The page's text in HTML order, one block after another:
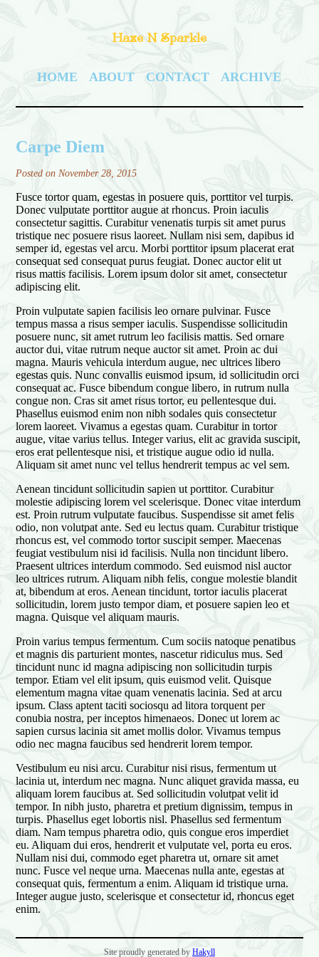
Haze N Sparkle
HOME ABOUT CONTACT ARCHIVE
Carpe Diem
Posted on November 28, 2015
Fusce tortor quam, egestas in posuere quis, porttitor vel turpis.
Donec vulputate porttitor augue at rhoncus. Proin iaculis
consectetur sagittis. Curabitur venenatis turpis sit amet purus
tristique nec posuere risus laoreet. Nullam nisi sem, dapibus id
semper id, egestas vel arcu. Morbi porttitor ipsum placerat erat
consequat sed consequat purus feugiat. Donec auctor elit ut
risus mattis facilisis. Lorem ipsum dolor sit amet, consectetur
adipiscing elit.
Proin vulputate sapien facilisis leo ornare pulvinar. Fusce
tempus massa a risus semper iaculis. Suspendisse sollicitudin
posuere nunc, sit amet rutrum leo facilisis mattis. Sed ornare
auctor dui, vitae rutrum neque auctor sit amet. Proin ac dui
magna. Mauris vehicula interdum augue, nec ultrices libero
egestas quis. Nunc convallis euismod ipsum, id sollicitudin orci
consequat ac. Fusce bibendum congue libero, in rutrum nulla
congue non. Cras sit amet risus tortor, eu pellentesque dui.
Phasellus euismod enim non nibh sodales quis consectetur
lorem laoreet. Vivamus a egestas quam. Curabitur in tortor
augue, vitae varius tellus. Integer varius, elit ac gravida suscipit,
eros erat pellentesque nisi, et tristique augue odio id nulla.
Aliquam sit amet nunc vel tellus hendrerit tempus ac vel sem.
Aenean tincidunt sollicitudin sapien ut porttitor. Curabitur
molestie adipiscing lorem vel scelerisque. Donec vitae interdum
est. Proin rutrum vulputate faucibus. Suspendisse sit amet felis
odio, non volutpat ante. Sed eu lectus quam. Curabitur tristique
rhoncus est, vel commodo tortor suscipit semper. Maecenas
feugiat vestibulum nisi id facilisis. Nulla non tincidunt libero.
Praesent ultrices interdum commodo. Sed euismod nisl auctor
leo ultrices rutrum. Aliquam nibh felis, congue molestie blandit
at, bibendum at eros. Aenean tincidunt, tortor iaculis placerat
sollicitudin, lorem justo tempor diam, et posuere sapien leo et
magna. Quisque vel aliquam mauris.
Proin varius tempus fermentum. Cum sociis natoque penatibus
et magnis dis parturient montes, nascetur ridiculus mus. Sed
tincidunt nunc id magna adipiscing non sollicitudin turpis
tempor. Etiam vel elit ipsum, quis euismod velit. Quisque
elementum magna vitae quam venenatis lacinia. Sed at arcu
ipsum. Class aptent taciti sociosqu ad litora torquent per
conubia nostra, per inceptos himenaeos. Donec ut lorem ac
sapien cursus lacinia sit amet mollis dolor. Vivamus tempus
odio nec magna faucibus sed hendrerit lorem tempor.
Vestibulum eu nisi arcu. Curabitur nisi risus, fermentum ut
lacinia ut, interdum nec magna. Nunc aliquet gravida massa, eu
aliquam lorem faucibus at. Sed sollicitudin volutpat velit id
tempor. In nibh justo, pharetra et pretium dignissim, tempus in
turpis. Phasellus eget lobortis nisl. Phasellus sed fermentum
diam. Nam tempus pharetra odio, quis congue eros imperdiet
eu. Aliquam dui eros, hendrerit et vulputate vel, porta eu eros.
Nullam nisi dui, commodo eget pharetra ut, ornare sit amet
nunc. Fusce vel neque urna. Maecenas nulla ante, egestas at
consequat quis, fermentum a enim. Aliquam id tristique urna.
Integer augue justo, scelerisque et consectetur id, rhoncus eget
enim.
Site proudly generated by Hakyll